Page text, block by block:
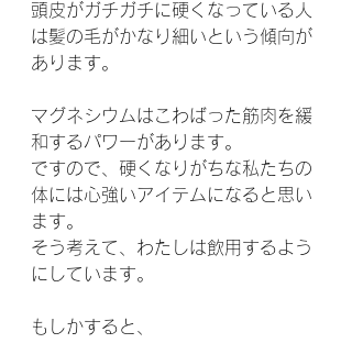
頭皮がガチガチに硬くなっている人
は髪の毛がかなり細いという傾向が
あります。
マグネシウムはこわばった筋肉を緩
和するパワーがあります。
ですので、硬くなりがちな私たちの
体には心強いアイテムになると思い
ます。
そう考えて、わたしは飲用するよう
にしています。
もしかすると、